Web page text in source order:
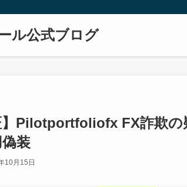
ル公式ブログ
】Pilotportfoliofx FX詐欺
装
10月15日